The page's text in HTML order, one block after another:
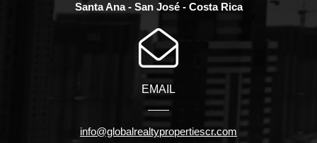
Santa Ana - San José - Costa Rica
EMAIL
info@globalrealtypropertiescr.com